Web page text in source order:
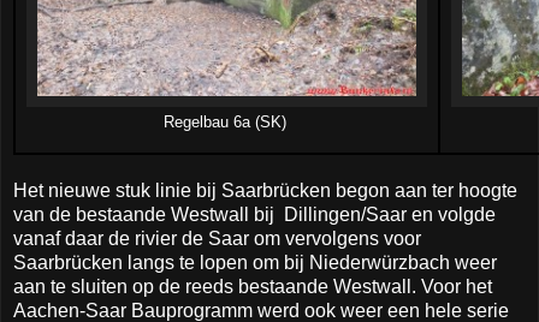
Regelbau 6a (SK)
Het nieuwe stuk linie bij Saarbrücken begon aan ter hoogte
van de bestaande Westwall bij Dillingen/Saar en volgde
vanaf daar de rivier de Saar om vervolgens voor
Saarbrücken langs te lopen om bij Niederwürzbach weer
aan te sluiten op de reeds bestaande Westwall. Voor het
Aachen-Saar Bauprogramm werd ook weer een hele serie